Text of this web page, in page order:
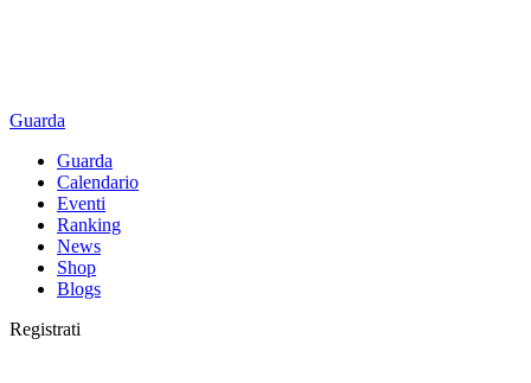
Guarda
Guarda
Calendario
Eventi
Ranking
News
Shop
Blogs
Registrati